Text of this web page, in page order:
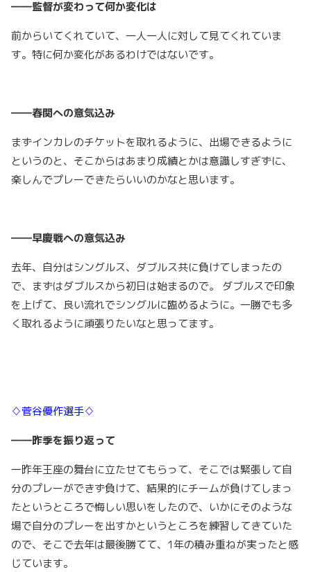
――監督が変わって何か変化は
前からいてくれていて、一人一人に対して見てくれていま
す。特に何か変化があるわけではないです。
――春関への意気込み
まずインカレのチケットを取れるように、出場できるように
というのと、そこからはあまり成績とかは意識しすぎずに、
楽しんでプレーできたらいいのかなと思います。
――早慶戦への意気込み
去年、自分はシングルス、ダブルス共に負けてしまったの
で、まずはダブルスから初日は始まるので。 ダブルスで印象
を上げて、良い流れでシングルに臨めるように。一勝でも多
く取れるように頑張りたいなと思ってます。
♢菅谷優作選手♢
――昨季を振り返って
一昨年王座の舞台に立たせてもらって、そこでは緊張して自
分のプレーができず負けて、結果的にチームが負けてしまっ
たというところで悔しい思いをしたので、いかにそのような
場で自分のプレーを出すかというところを練習してきていた
ので、そこで去年は最後勝てて、1年の積み重ねが実ったと感
じています。